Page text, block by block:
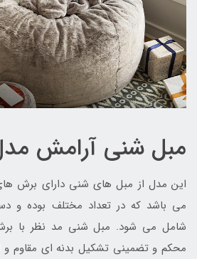
مبل شنی آرامش
این مدل از مبل های شنی دارای برش
می باشد که در تعداد مختلف بوده و
شامل می شود. مبل شنی مد نظر با
محکم و تضمینی تشکیل بدنه ای مقاوم و